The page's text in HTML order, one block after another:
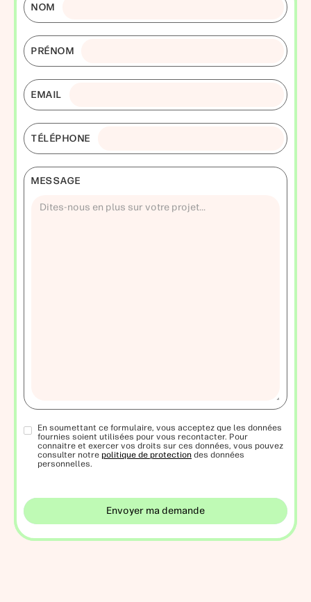
NOM
PRÉNOM
EMAIL
TÉLÉPHONE
MESSAGE
En soumettant ce formulaire, vous acceptez que les données
fournies soient utilisées pour vous recontacter. Pour
connaitre et exercer vos droits sur ces données, vous pouvez
consulter notre politique de protection des données
personnelles.